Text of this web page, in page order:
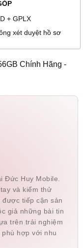
+ GPLX
xét duyệt hồ sơ
Chính Hãng -
Đức Huy Mobile.
và kiểm thử
tiếp cận sản
giả những bài tin
trên trải nghiệm
hợp với nhu